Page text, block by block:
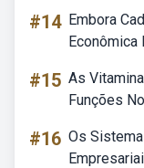
#14 Embora
Econômica
#15 As
Funções
#16 Os